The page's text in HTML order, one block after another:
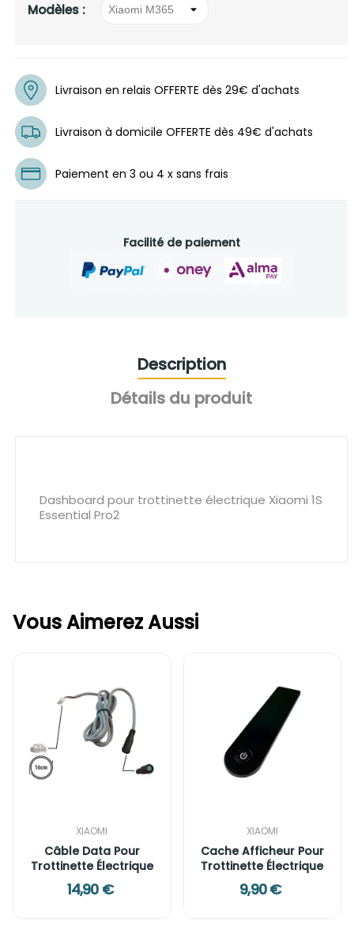
Modèles :
Livraison en relais OFFERTE dès 29€ d'achats
Livraison à domicile OFFERTE dès 49€ d'achats
Paiement en 3 ou 4 x sans frais
Facilité de paiement
Description
Détails du produit
Dashboard pour trottinette électrique Xiaomi 1S
Essential Pro2
Vous Aimerez Aussi
XIAOMI
Câble Data Pour
Trottinette Électrique
14,90 €
XIAOMI
Cache Afficheur Pour
Trottinette Électrique
9,90 €